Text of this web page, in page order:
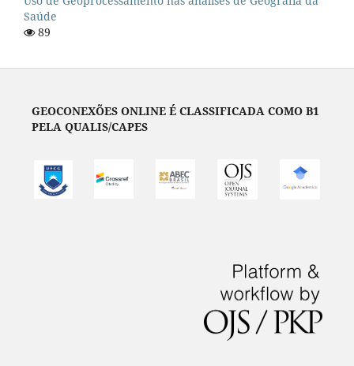
Saúde
89
GEOCONEXÕES ONLINE É CLASSIFICADA COMO B1
PELA QUALIS/CAPES